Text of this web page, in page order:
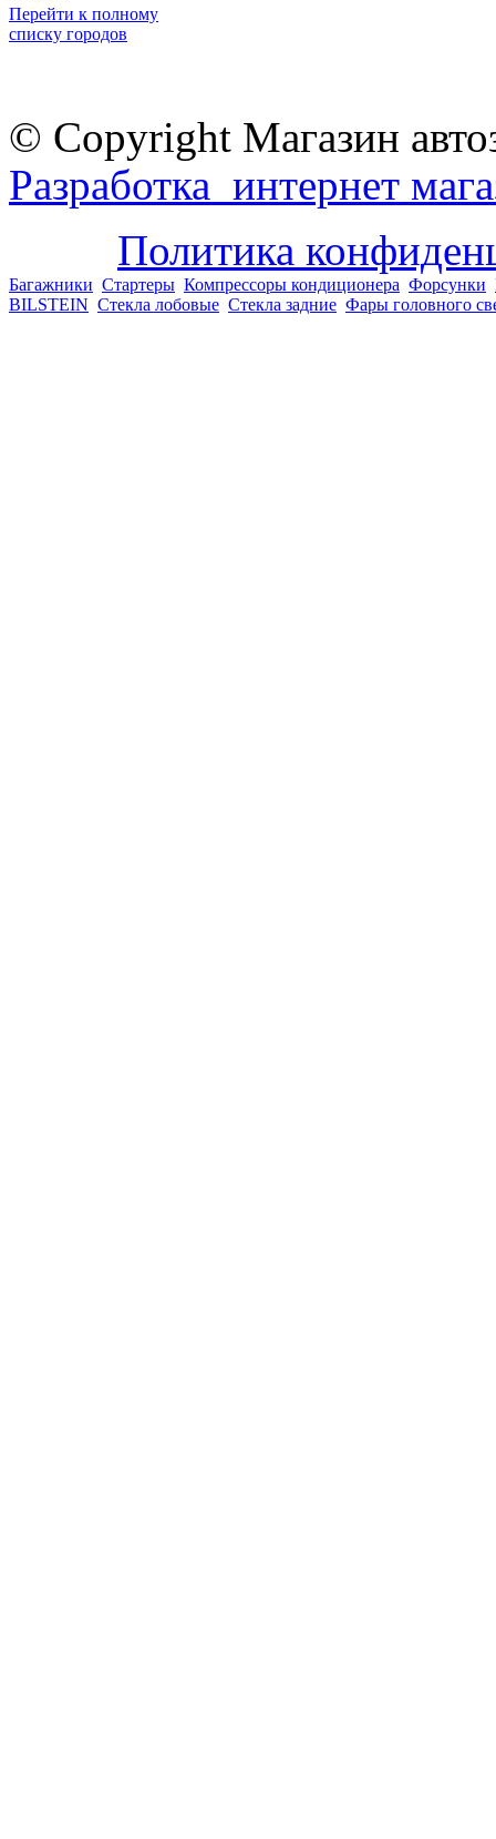
Перейти к полному
списку городов
© Copyright Магазин
Разработка интернет
Политика
Багажники Стартеры Компрессоры кондиционера Форсунки
BILSTEIN Стекла лобовые Стекла задние Фары головного